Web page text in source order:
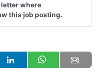
where
this job posting.